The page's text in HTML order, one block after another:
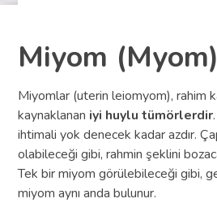
Miyom
Miyomlar (uterin leiomyom), rahim
kaynaklanan iyi huylu tümörlerdir
ihtimali yok denecek kadar azdır.
olabileceği gibi, rahmin şeklini
Tek bir miyom görülebileceği gibi,
miyom aynı anda bulunur.